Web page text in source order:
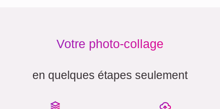
Votre photo-collage
en quelques étapes seulement